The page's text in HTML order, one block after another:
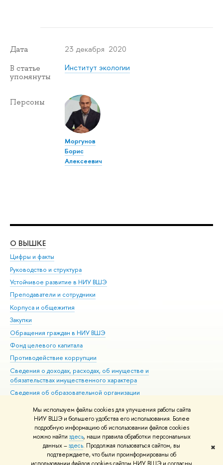
Мы используем файлы cookies для улучшения работы сайта
НИУ ВШЭ и большего удобства его использования. Более
подробную информацию об использовании файлов cookies
можно найти здесь, наши правила обработки персональных
данных –здесь. Продолжая пользоваться сайтом, вы
подтверждаете, что были проинформированы об
✖
Дата 23 декабря 2020
В статье
упомянуты
Институт экологии
Персоны
Моргунов
Борис
Алексеевич
О ВЫШКЕ
Цифры и факты
Руководство и структура
Устойчивое развитие в НИУ ВШЭ
Преподаватели и сотрудники
Корпуса и общежития
Закупки
Обращения граждан в НИУ ВШЭ
Фонд целевого капитала
Противодействие коррупции
Сведения о доходах, расходах, об имуществе и
обязательствах имущественного характера
Сведения об образовательной организации
Людям с ограниченными возможностями здоровья
Единая платежная страница
Работа в Вышке